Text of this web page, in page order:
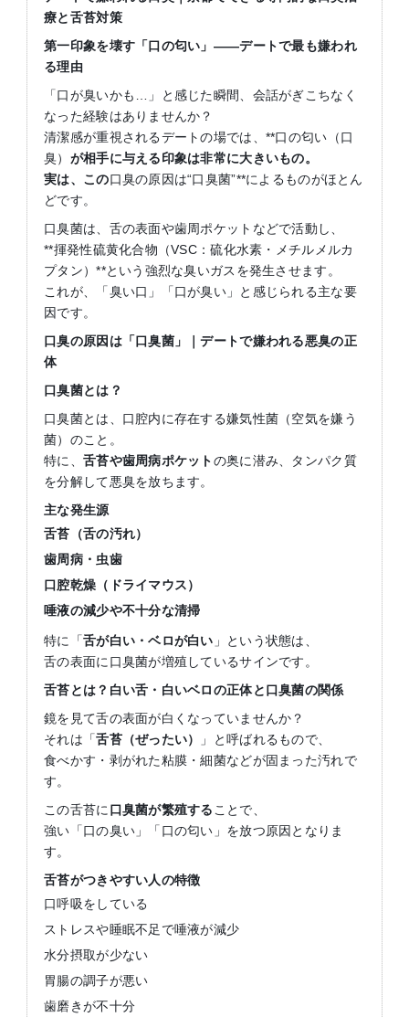
療と舌苔対策
第一印象を壊す「口の匂い」 ——デートで最も嫌われ
る理由
「口が臭いかも…」と感じた瞬間、会話がぎこちなく
なった経験はありませんか？
清潔感が重視されるデートの場では、**口の匂い（口
臭） が相手に与える印象は非常に大きいもの。
実は、この口臭の原因は“口臭菌”**によるものがほとん
どです。
口臭菌は、舌の表面や歯周ポケットなどで活動し、
**揮発性硫黄化合物（VSC：硫化水素・メチルメルカ
プタン）**という強烈な臭いガスを発生させます。
これが、「臭い口」「口が臭い」と感じられる主な要
因です。
口臭の原因は「口臭菌」｜デートで嫌われる悪臭の正
体
口臭菌とは？
口臭菌とは、口腔内に存在する嫌気性菌（空気を嫌う
菌）のこと。
特に、 舌苔や歯周病ポケットの奥に潜み、タンパク質
を分解して悪臭を放ちます。
主な発生源
舌苔（舌の汚れ）
歯周病・虫歯
口腔乾燥（ドライマウス）
唾液の減少や不十分な清掃
特に「舌が白い・ベロが白い 」という状態は、
舌の表面に口臭菌が増殖しているサインです。
舌苔とは？白い舌・白いベロの正体と口臭菌の関係
鏡を見て舌の表面が白くなっていませんか？
それは「舌苔（ぜったい）
」と呼ばれるもので、
食べかす・剥がれた粘膜・細菌などが固まった汚れで
す。
この舌苔に 口臭菌が繁殖する ことで、
強い「口の臭い」「口の匂い」を放つ原因となりま
す。
舌苔がつきやすい人の特徴
口呼吸をしている
ストレスや睡眠不足で唾液が減少
水分摂取が少ない
胃腸の調子が悪い
歯磨きが不十分